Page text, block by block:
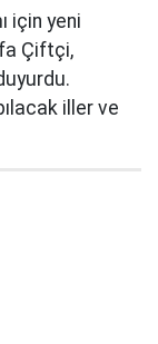
için yeni
Çiftçi,
iller ve